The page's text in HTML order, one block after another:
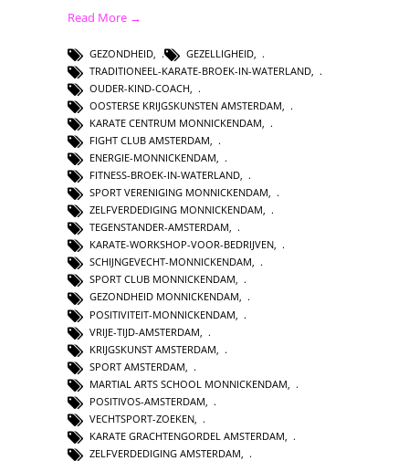
Read More →
GEZONDHEID GEZELLIGHEID
TRADITIONEEL-KARATE-BROEK-IN-WATERLAND
OUDER-KIND-COACH
OOSTERSE KRIJGSKUNSTEN AMSTERDAM
KARATE CENTRUM MONNICKENDAM
FIGHT CLUB AMSTERDAM
ENERGIE-MONNICKENDAM
FITNESS-BROEK-IN-WATERLAND,
SPORT VERENIGING MONNICKENDAM,
ZELFVERDEDIGING MONNICKENDAM,
TEGENSTANDER-AMSTERDAM,
KARATE-WORKSHOP-VOOR-BEDRIJVEN,
SCHIJNGEVECHT-MONNICKENDAM,
SPORT CLUB MONNICKENDAM,
GEZONDHEID MONNICKENDAM,
POSITIVITEIT-MONNICKENDAM
VRIJE-TIJD-AMSTERDAM
KRIJGSKUNST AMSTERDAM
SPORT AMSTERDAM
MARTIAL ARTS SCHOOL MONNICKENDAM
POSITIVOS-AMSTERDAM
VECHTSPORT-ZOEKEN
KARATE GRACHTENGORDEL AMSTERDAM
ZELFVERDEDIGING AMSTERDAM,